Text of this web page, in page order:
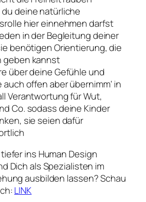
deine natürliche
hier einnehmen darfst
in der Begleitung deiner
benötigen Orientierung, die
geben kannst
über deine Gefühle und
auch offen aber übernimm‘ in
Verantwortung für Wut,
Co. sodass deine Kinder
sie seien dafür
ins Human Design
Dich als Spezialisten im
ausbilden lassen? Schau
LINK